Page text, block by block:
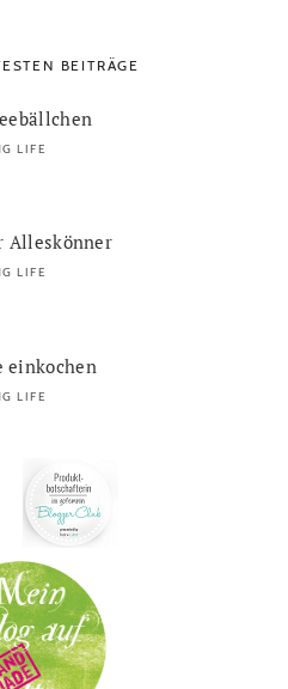
BEITRÄGE
LIFE
Alleskönner
LIFE
einkochen
LIFE